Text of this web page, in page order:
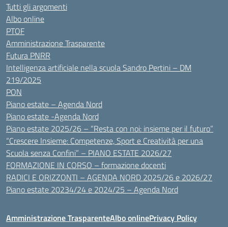
Tutti gli argomenti
Albo online
PTOF
Amministrazione Trasparente
Futura PNRR
Intelligenza artificiale nella scuola Sandro Pertini – DM
219/2025
PON
Piano estate – Agenda Nord
Piano estate -Agenda Nord
Piano estate 2025/26 – “Resta con noi: insieme per il futuro”
“Crescere Insieme: Competenze, Sport e Creatività per una
Scuola senza Confini” – PIANO ESTATE 2026/27
FORMAZIONE IN CORSO – formazione docenti
RADICI E ORIZZONTI – AGENDA NORD 2025/26 e 2026/27
Piano estate 20234/24 e 2024/25 – Agenda Nord
Amministrazione TrasparenteAlbo onlinePrivacy Policy